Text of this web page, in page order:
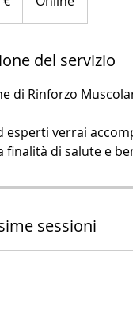
del servizio
di Rinforzo
verrai
sessioni